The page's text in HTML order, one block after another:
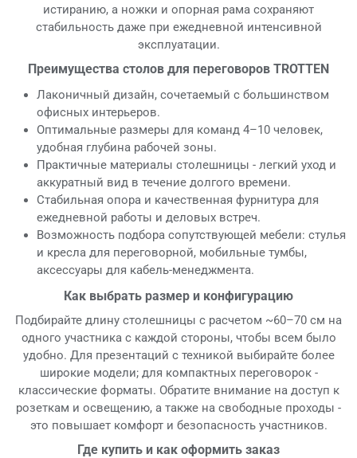
истиранию, а ножки и опорная рама сохраняют
стабильность даже при ежедневной интенсивной
эксплуатации.
Преимущества столов для переговоров TROTTEN
Лаконичный дизайн, сочетаемый с большинством
офисных интерьеров.
Оптимальные размеры для команд 4–10 человек,
удобная глубина рабочей зоны.
Практичные материалы столешницы - легкий уход и
аккуратный вид в течение долгого времени.
Стабильная опора и качественная фурнитура для
ежедневной работы и деловых встреч.
Возможность подбора сопутствующей мебели: стулья
и кресла для переговорной, мобильные тумбы,
аксессуары для кабель-менеджмента.
Как выбрать размер и конфигурацию
Подбирайте длину столешницы с расчетом ~60–70 см на
одного участника с каждой стороны, чтобы всем было
удобно. Для презентаций с техникой выбирайте более
широкие модели; для компактных переговорок -
классические форматы. Обратите внимание на доступ к
розеткам и освещению, а также на свободные проходы -
это повышает комфорт и безопасность участников.
Где купить и как оформить заказ